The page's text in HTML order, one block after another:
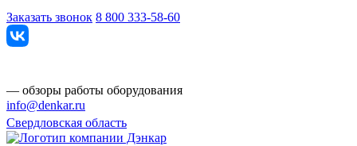
Заказать звонок 8 800 333-58-60
— обзоры работы оборудования
info@denkar.ru
Свердловская область